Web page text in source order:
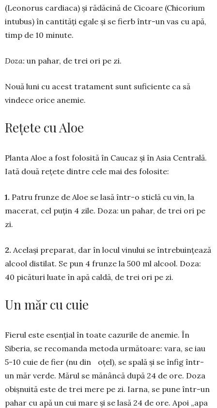
(Leonorus cardiaca) și rădăcină de Cicoare (Chicorium
in­tubus) în cantități egale și se fierb într-un vas cu apă,
timp de 10 minute.
Doza: un pahar, de trei ori pe zi.
Nouă luni cu acest tratament sunt suficiente ca să
vindece orice anemie.
Rețete cu Aloe
Planta Aloe a fost folosită în Caucaz și în Asia Cen­tra­lă.
Iată două rețete dintre cele mai des fo­lo­site:
1. Patru frunze de Aloe se lasă într-o sti­clă cu vin, la
macerat, cel puțin 4 zile. Doza: un pahar, de trei ori pe
zi.
2. Același preparat, dar în locul vi­nului se întrebuințează
alcool distilat. Se pun 4 frunze la 500 ml alcool. Doza:
40 pică­turi luate în apă caldă, de trei ori pe zi.
Un măr cu cuie
Fierul este esențial în toate cazurile de anemie. În
Siberia, se recomanda metoda următoare: vara, se iau
5-10 cuie de fier (nu din oțel), se spală și se înfig într-
un măr verde. Mărul se mănâncă după 24 de ore. Doza
obișnuită este de trei mere pe zi. Iarna, se pune într-un
pahar cu apă un cui mare și se lasă 24 de ore. Apoi „apa